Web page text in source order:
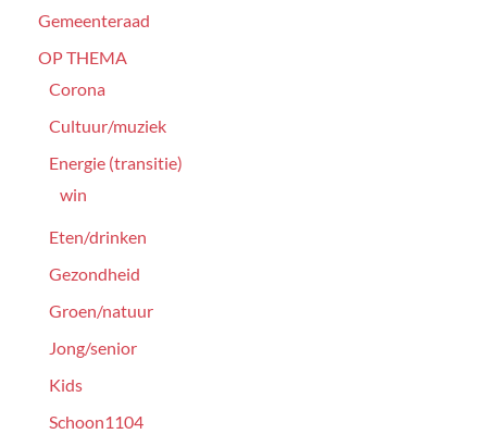
Gemeenteraad
OP THEMA
Corona
Cultuur/muziek
Energie (transitie)
win
Eten/drinken
Gezondheid
Groen/natuur
Jong/senior
Kids
Schoon1104